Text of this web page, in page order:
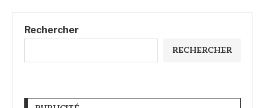
Rechercher
RECHERCHER